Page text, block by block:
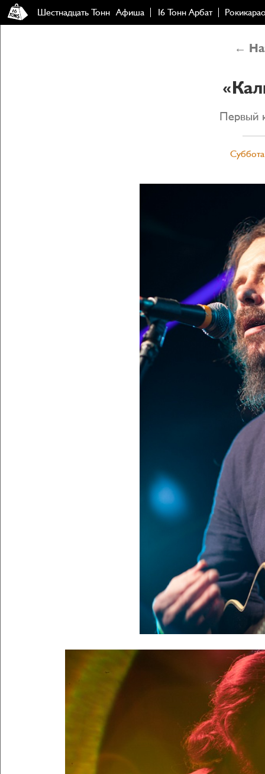
Шестнадцать Тонн Афиша 16 Тонн Арбат
←
Первый